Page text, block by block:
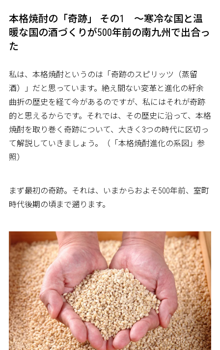
本格焼酎の「奇跡」 その1 ～寒冷な国と温
暖な国の酒づくりが500年前の南九州で出合っ
た
私は、本格焼酎というのは「奇跡のスピリッツ（蒸留
酒）」だと思っています。絶え間ない変革と進化の紆余
曲折の歴史を経て今があるのですが、私にはそれが奇跡
的と思えるからです。それでは、その歴史に沿って、本格
焼酎を取り巻く奇跡について、大きく3つの時代に区切っ
て解説していきましょう。（「本格焼酎進化の系図」参
照）
まず最初の奇跡。それは、いまからおよそ500年前、室町
時代後期の頃まで遡ります。